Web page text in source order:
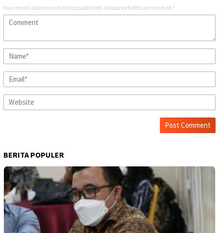
Your email address will not be published. Required fields are marked *
BERITA POPULER